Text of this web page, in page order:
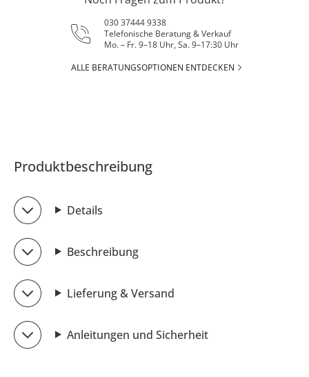
030 37444 9338
Telefonische Beratung & Verkauf
Mo. – Fr. 9–18 Uhr, Sa. 9–17:30 Uhr
ALLE BERATUNGSOPTIONEN ENTDECKEN
Produktbeschreibung
Details
Beschreibung
Lieferung & Versand
Anleitungen und Sicherheit